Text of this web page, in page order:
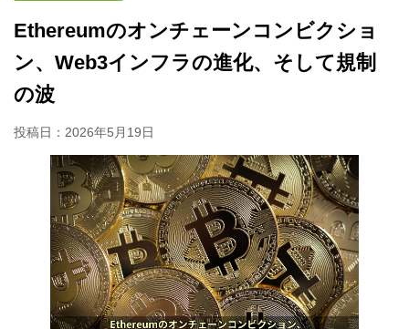
Ethereumのオンチェーンコンビクショ
ン、Web3インフラの進化、そして規制
の波
投稿日： 2026年5月19日